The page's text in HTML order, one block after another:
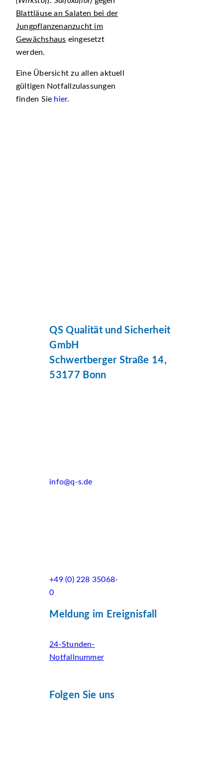
Blattläuse an Salaten bei der
Jungpflanzenanzucht im
Gewächshaus eingesetzt
werden.
Eine Übersicht zu allen aktuell
gültigen Notfallzulassungen
finden Sie hier.
QS Qualität und Sicherheit
GmbH
Schwertberger Straße 14,
53177 Bonn
info@q-s.de
+49 (0) 228 35068-
0
Meldung im Ereignisfall
24-Stunden-
Notfallnummer
Folgen Sie uns